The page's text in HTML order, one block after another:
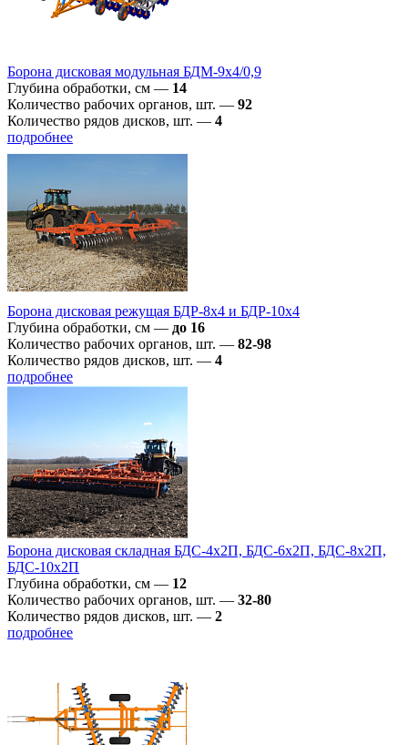
Борона дисковая модульная БДМ-9х4/0,9
Глубина обработки, см — 14
Количество рабочих органов, шт. — 92
Количество рядов дисков, шт. — 4
подробнее
Борона дисковая режущая БДР-8х4 и БДР-10х4
Глубина обработки, см — до 16
Количество рабочих органов, шт. — 82-98
Количество рядов дисков, шт. — 4
подробнее
Борона дисковая складная БДС-4х2П, БДС-6х2П, БДС-8х2П,
БДС-10х2П
Глубина обработки, см — 12
Количество рабочих органов, шт. — 32-80
Количество рядов дисков, шт. — 2
подробнее